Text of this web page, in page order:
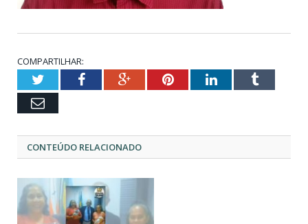
COMPARTILHAR:
TwitterFacebookGoogle+PinterestLinkedInTumblr
Email
CONTEÚDO RELACIONADO